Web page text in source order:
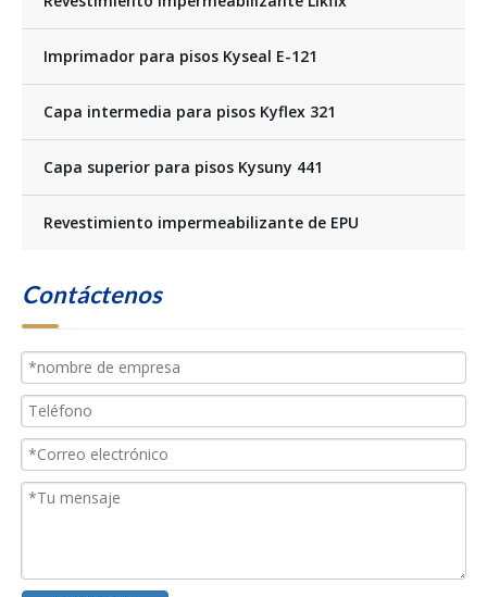
Imprimador para pisos Kyseal E-121
Capa intermedia para pisos Kyflex 321
Capa superior para pisos Kysuny 441
Revestimiento impermeabilizante de EPU
Contáctenos